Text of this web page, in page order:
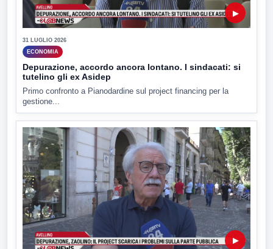
▶
31 LUGLIO 2026
ECONOMIA
Depurazione, accordo ancora lontano. I sindacati: si
tutelino gli ex Asidep
Primo confronto a Pianodardine sul project financing per la
gestione...
▶